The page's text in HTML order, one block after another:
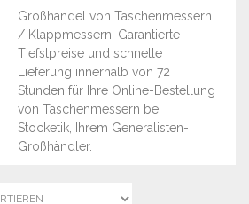
Großhandel von Taschenmessern
/ Klappmessern. Garantierte
Tiefstpreise und schnelle
Lieferung innerhalb von 72
Stunden für Ihre Online-Bestellung
von Taschenmessern bei
Stocketik, Ihrem Generalisten-
Großhändler.